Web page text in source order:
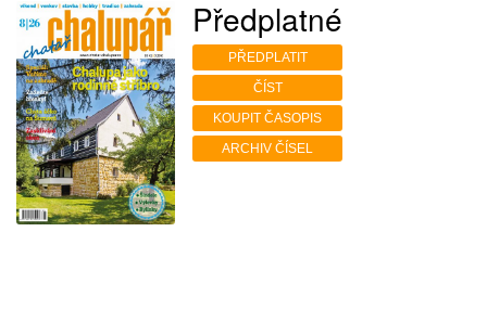
Předplatné
PŘEDPLATIT
ČÍST
KOUPIT ČASOPIS
ARCHIV ČÍSEL